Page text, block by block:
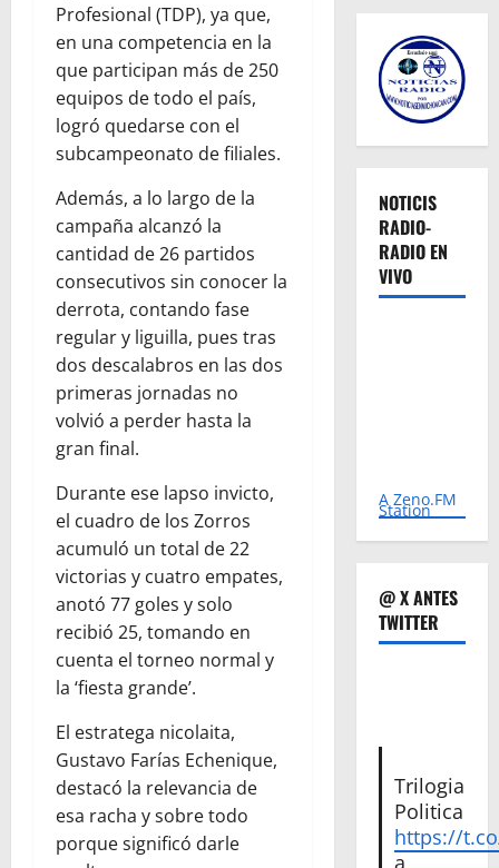
Profesional (TDP), ya que,
en una competencia en la
que participan más de 250
equipos de todo el país,
logró quedarse con el
subcampeonato de filiales.
Además, a lo largo de la
campaña alcanzó la
cantidad de 26 partidos
consecutivos sin conocer la
derrota, contando fase
regular y liguilla, pues tras
dos descalabros en las dos
primeras jornadas no
volvió a perder hasta la
gran final.
Durante ese lapso invicto,
el cuadro de los Zorros
acumuló un total de 22
victorias y cuatro empates,
anotó 77 goles y solo
recibió 25, tomando en
cuenta el torneo normal y
la ‘fiesta grande’.
El estratega nicolaita,
Gustavo Farías Echenique,
destacó la relevancia de
esa racha y sobre todo
porque significó darle
NOTICIS
RADIO-
RADIO EN
VIVO
A Zeno.FM
Station
@ X ANTES
TWITTER
Trilogia
Politica
https://